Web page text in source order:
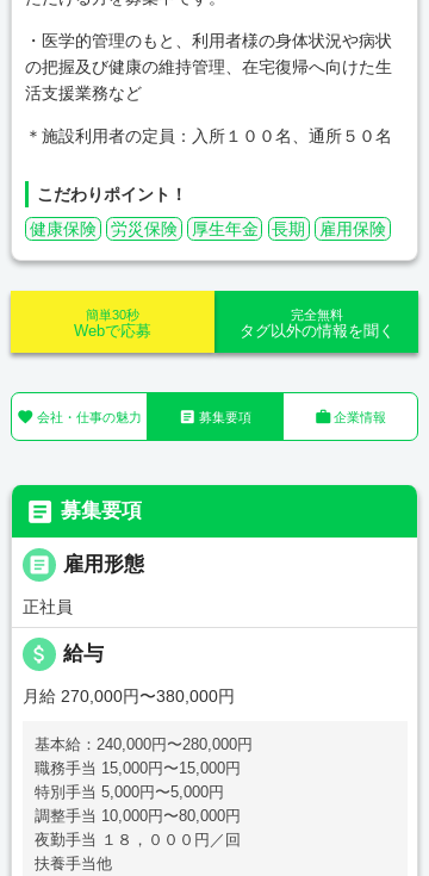
・医学的管理のもと、利用者様の身体状況や病状
の把握及び健康の維持管理、在宅復帰へ向けた生
活支援業務など
＊施設利用者の定員：入所１００名、通所５０名
こだわりポイント！
健康保険
労災保険 厚生年金 長期 雇用保険
完全無料
タグ以外の情報を聞く
簡単30秒
Webで応募
 会社・仕事の魅力  募集要項 企業情報
 募集要項
 雇用形態
正社員
attach_money 給与
月給 270,000円〜380,000円
基本給：240,000円〜280,000円
職務手当 15,000円〜15,000円
特別手当 5,000円〜5,000円
調整手当 10,000円〜80,000円
夜勤手当 １８，０００円／回
扶養手当他